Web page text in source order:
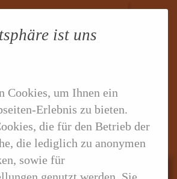
ist uns
Cookies, um Ihnen ein
Erlebnis zu bieten.
die für den Betrieb der
die lediglich zu anonymen
sowie für